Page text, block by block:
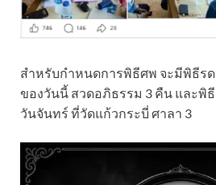
สำหรับกำหนดการพิธีศพ จะมีพิธีรด
ของวันนี้ สวดอภิธรรม 3 คืน และพิ
วันจันทร์ ที่วัดแก้วกระบี่ ศาลา 3